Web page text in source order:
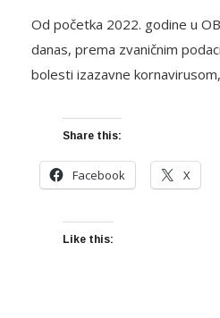
Od početka 2022. godine u
danas, prema zvaničnim
bolesti izazavne
Share this:
Facebook X
Like this: